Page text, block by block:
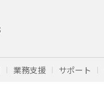
業務支援 サポート